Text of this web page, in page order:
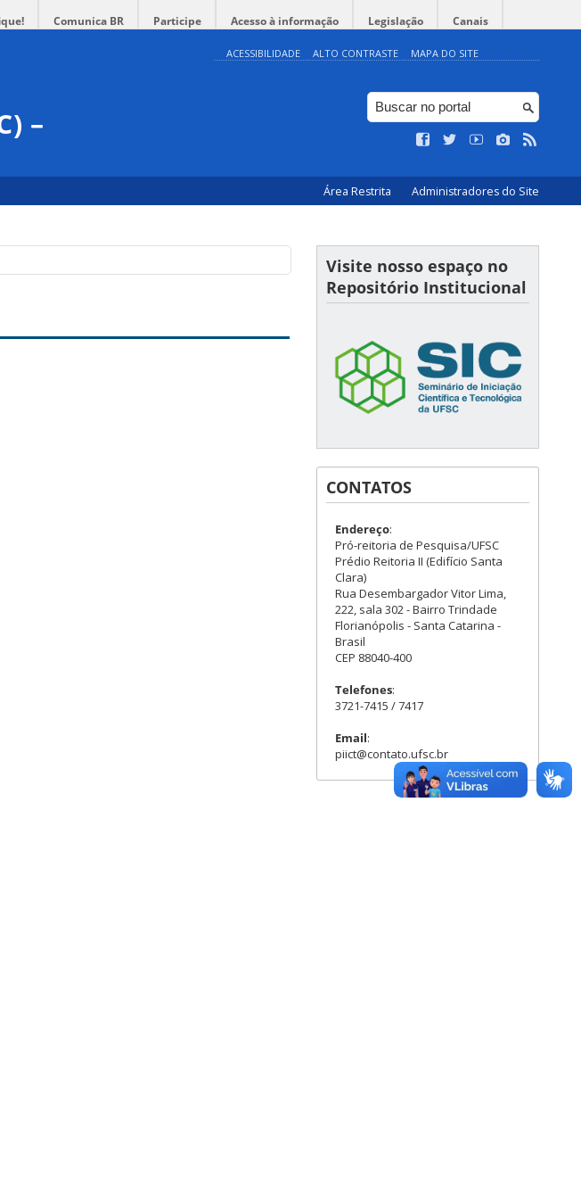
Comunica BR Participe Acesso à informação Legislação Canais
ACESSIBILIDADE ALTO CONTRASTE MAPA DO SITE
–
Área Restrita Administradores do Site
Visite nosso espaço no
Repositório Institucional
CONTATOS
Endereço:
Pró-reitoria de Pesquisa/UFSC
Prédio Reitoria II (Edifício Santa
Clara)
Rua Desembargador Vitor Lima,
222, sala 302 - Bairro Trindade
Florianópolis - Santa Catarina -
Brasil
CEP 88040-400
Telefones:
3721-7415 / 7417
Email:
piict@contato.ufsc.br